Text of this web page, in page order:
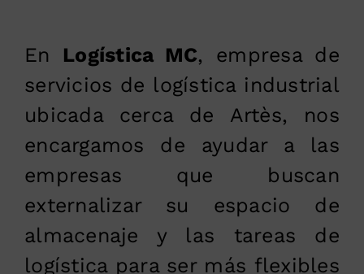
En Logística MC, empresa de
servicios de logística industrial
ubicada cerca de Artès, nos
encargamos de ayudar a las
empresas que buscan
externalizar su espacio de
almacenaje y las tareas de
logística para ser más flexibles